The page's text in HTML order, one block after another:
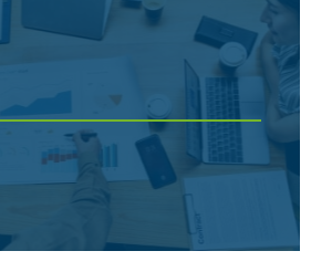
las herramientas con las que
en tu programa
Ver más